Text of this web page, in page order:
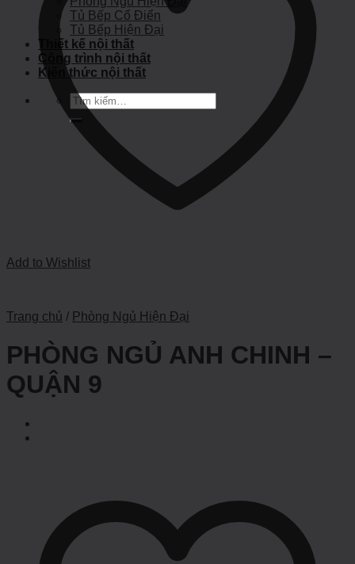
Tủ Bếp Cổ Điển
Tủ Bếp Hiện Đại
Thiết kế nội thất
Công trình nội thất
Kiến thức nội thất
Tìm
kiếm:
Add to Wishlist
Trang chủ / Phòng Ngủ Hiện Đại
PHÒNG NGỦ ANH CHINH –
QUẬN 9